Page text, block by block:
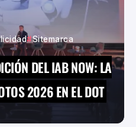
Sitemarca
DEL IAB NOW: LA
2026 EN EL DOT